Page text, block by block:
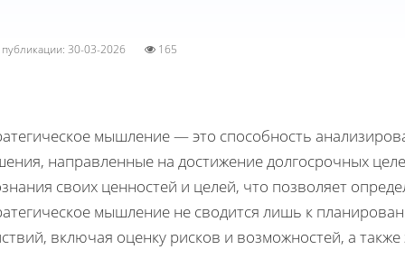
публикации: 30-03-2026 165
мышление — это способность
направленные на достижение долгосрочных
своих ценностей и целей, что позволяет
мышление не сводится лишь к
включая оценку рисков и возможностей, а